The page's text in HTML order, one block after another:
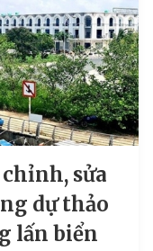
sửa
dự thảo
lấn biển